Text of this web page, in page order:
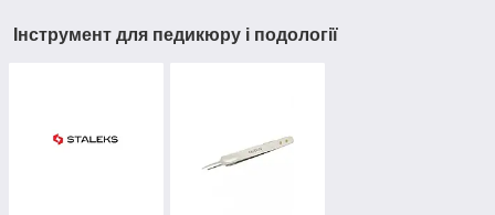
Інструмент для педикюру і подології